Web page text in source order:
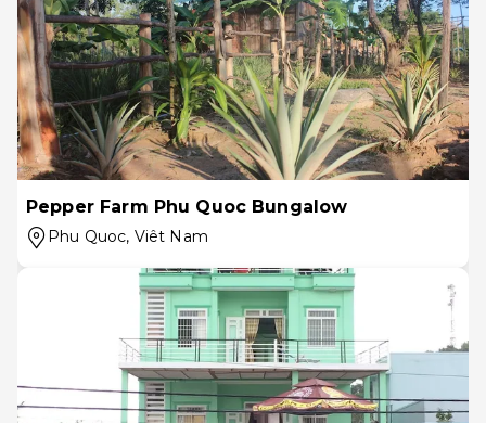
Pepper Farm Phu Quoc Bungalow
Phu Quoc, Viêt Nam